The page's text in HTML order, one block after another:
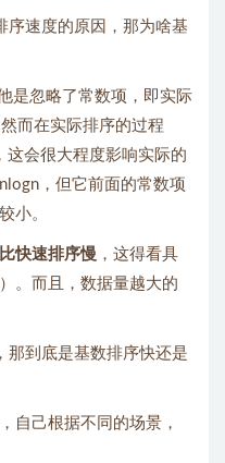
序速度的原因，那为啥基
是忽略了常数项，即实际
而在实际排序的过程
这会很大程度影响实际的
，但它前面的常数项
小。
快速排序慢 ，这得看具
。而且，数据量越大的
那到底是基数排序快还是
自己根据不同的场景，